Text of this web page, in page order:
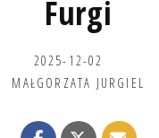
Furgi
2025-12-02
MAŁGORZATA JURGIEL